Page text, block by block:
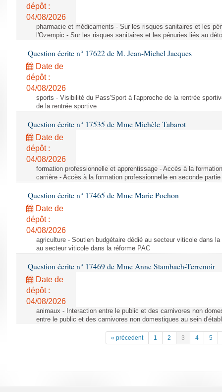
dépôt :
04/08/2026
pharmacie et médicaments - Sur les risques sanitaires et les
l'Ozempic - Sur les risques sanitaires et les pénuries liés au
Question écrite n° 17622 de M. Jean-Michel Jacques
Date de
dépôt :
04/08/2026
sports - Visibilité du Pass'Sport à l'approche de la rentrée
de la rentrée sportive
Question écrite n° 17535 de Mme Michèle Tabarot
Date de
dépôt :
04/08/2026
formation professionnelle et apprentissage - Accès à la
carrière - Accès à la formation professionnelle en seconde partie
Question écrite n° 17465 de Mme Marie Pochon
Date de
dépôt :
04/08/2026
agriculture - Soutien budgétaire dédié au secteur viticole dans
au secteur viticole dans la réforme PAC
Question écrite n° 17469 de Mme Anne Stambach-Terrenoir
Date de
dépôt :
04/08/2026
animaux - Interaction entre le public et des carnivores non
entre le public et des carnivores non domestiques au sein
« précedent 1 2 3 4 5